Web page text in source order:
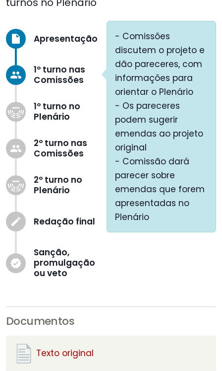
insert_drive_file Apresentação
group
1º turno nas
Comissões
1º turno no
Plenário
group
2º turno nas
Comissões
2º turno no
Plenário
create Redação final
verified
Sanção,
promulgação
ou veto
- Comissões
discutem o projeto e
dão pareceres, com
informações para
orientar o Plenário
- Os pareceres
podem sugerir
emendas ao projeto
original
- Comissão dará
parecer sobre
emendas que forem
apresentadas no
Plenário
Documentos
Texto original